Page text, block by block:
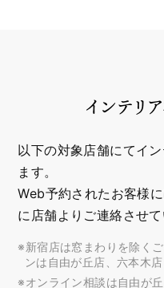
インテリ
以下の対象店舗にてイ
ます。
Web予約されたお客様
に店舗よりご連絡させて
※新宿店は窓まわりを除く
ンは自由が丘店、六本木
※オンライン相談は自由が